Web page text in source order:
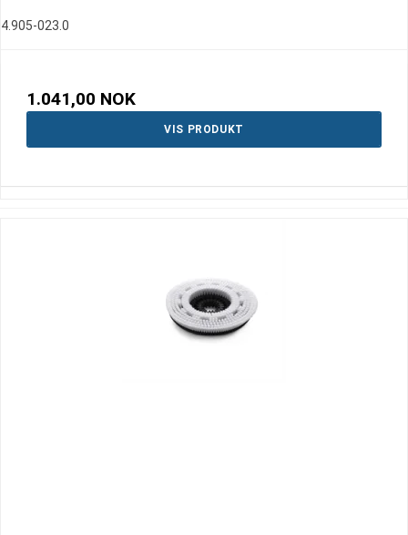
4.905-023.0
1.041,00 NOK
VIS PRODUKT